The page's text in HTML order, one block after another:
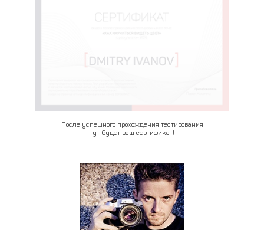
После успешного прохождения тестирования
тут будет ваш сертификат!